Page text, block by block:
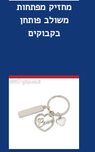
מחזיק מפתחות
משולב פותחן
בקבוקים